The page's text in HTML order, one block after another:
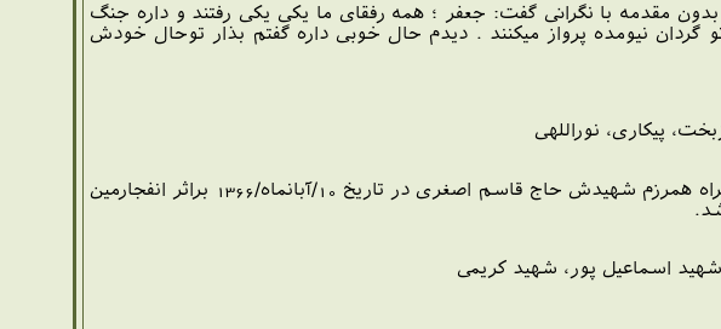
مقدمه با نگرانی گفت: جعفر ؛ همه رفقای ما یکی یکی رفتند و داره جنگ
گردان نیومده پرواز میکنند . دیدم حال خوبی داره گفتم بذار توحال خودش
پیکاری، نوراللهی
شهید حاج رسول فیروز بخت در پاک سازی میادین مین منطقه سردشت به همراه همرزم شهیدش حاج قاسم اصغری در تاریخ 10/آبانماه/1366 براثر انفجارمین
اسماعیل پور، شهید کریمی